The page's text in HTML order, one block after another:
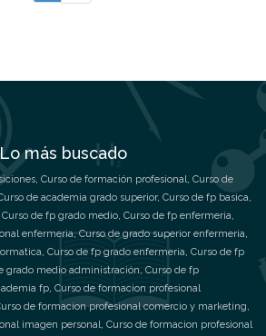
más buscado
, Curso de formación profesional, Curso de
de academia grado superior, Curso de fp basica,
Curso de fp grado medio, Curso de fp enfermeria,
enfermeria,Curso de grado superior enfermeria,
, Curso de fp grado enfermeria, Curso de fp
grado medio administración, Curso de fp
fp, Curso de formacion profesional
de formacion profesional comercio y marketing,
imagen personal, Curso de formacion profesional